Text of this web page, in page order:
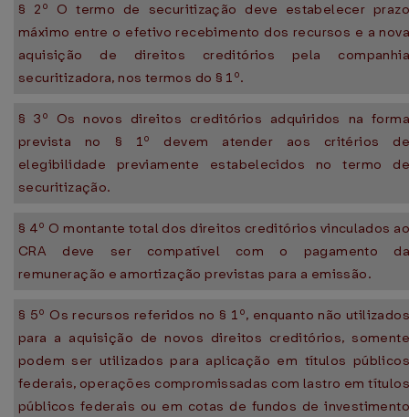
§ 2º O termo de securitização deve estabelecer prazo
máximo entre o efetivo recebimento dos recursos e a nova
aquisição de direitos creditórios pela companhia
securitizadora, nos termos do § 1º.
§ 3º Os novos direitos creditórios adquiridos na forma
prevista no § 1º devem atender aos critérios de
elegibilidade previamente estabelecidos no termo de
securitização.
§ 4º O montante total dos direitos creditórios vinculados ao
CRA deve ser compatível com o pagamento da
remuneração e amortização previstas para a emissão.
§ 5º Os recursos referidos no § 1º, enquanto não utilizados
para a aquisição de novos direitos creditórios, somente
podem ser utilizados para aplicação em títulos públicos
federais, operações compromissadas com lastro em títulos
públicos federais ou em cotas de fundos de investimento